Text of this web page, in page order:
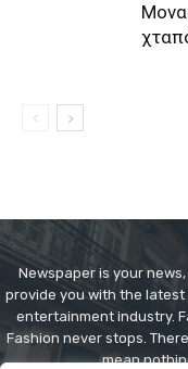
Newspaper is your
provide you with the
entertainment industry.
Fashion never stops.
mean